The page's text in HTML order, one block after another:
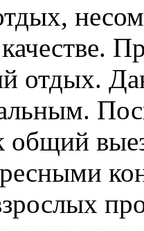
отдых.
общий